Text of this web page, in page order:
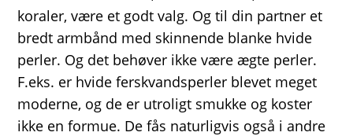
koraler, være et godt valg. Og til din partner et
bredt armbånd med skinnende blanke hvide
perler. Og det behøver ikke være ægte perler.
F.eks. er hvide ferskvandsperler blevet meget
moderne, og de er utroligt smukke og koster
ikke en formue. De fås naturligvis også i andre